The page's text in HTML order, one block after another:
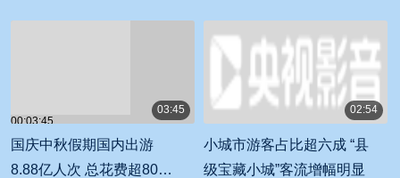
00:03:45
03:45
国庆中秋假期国内出游
8.88亿人次 总花费超8000
02:54
小城市游客占比超六成 “县
级宝藏小城”客流增幅明显